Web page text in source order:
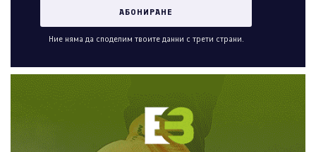
Ние няма да споделим твоите данни с трети страни.